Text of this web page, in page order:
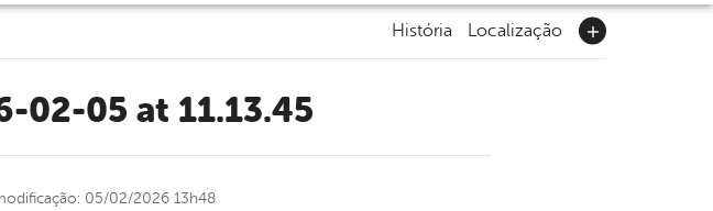
História Localização
02-05 at 11.13.45
05/02/2026 13h48